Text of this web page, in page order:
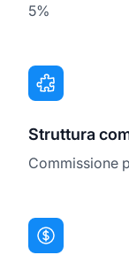
5%
Struttura
Commissione